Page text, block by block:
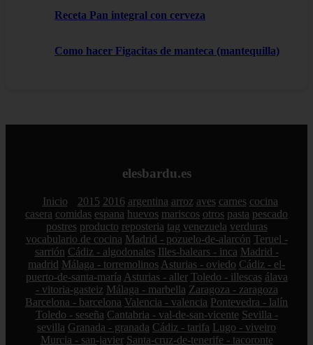
Receta Pan integral con cerveza
Como hacer Figacitas de manteca (mantequilla)
elesbardu.es
Inicio 2015 2016 argentina arroz aves carnes cocina
casera comidas espana huevos mariscos otros pasta pescado
postres producto reposteria tag venezuela verduras
vocabulario de cocina Madrid - pozuelo-de-alarcón Teruel -
sarrión Cádiz - algodonales Illes-balears - inca Madrid -
madrid Málaga - torremolinos Asturias - oviedo Cádiz - el-
puerto-de-santa-maría Asturias - aller Toledo - illescas álava
- vitoria-gasteiz Málaga - marbella Zaragoza - zaragoza
Barcelona - barcelona Valencia - valencia Pontevedra - lalín
Toledo - seseña Cantabria - val-de-san-vicente Sevilla -
sevilla Granada - granada Cádiz - tarifa Lugo - viveiro
Murcia - san-javier Santa-cruz-de-tenerife - tacoronte